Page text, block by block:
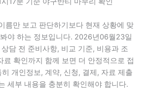
름만 보고 판단하기보다 현재 상황에 맞
야 하는 정보입니다. 2026년06월23일
상담 전 준비사항, 비교 기준, 비용과 조
료 확인까지 함께 보면 더 안정적으로 접
개인정보, 계약, 신청, 결제, 자료 제출
세부 내용을 충분히 확인해야 합니다.